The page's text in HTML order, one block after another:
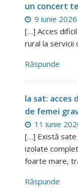
un concert
9 iunie
[…] Acces
rural la
Răspunde
la sat: acces
de femei
11 iunie
[…] Există sate
izolate
foarte mare,
Răspunde